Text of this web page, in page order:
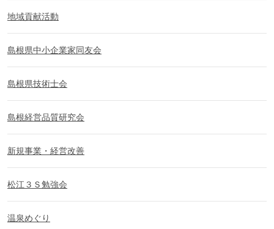
地域貢献活動
島根県中小企業家同友会
島根県技術士会
島根経営品質研究会
新規事業・経営改善
松江３Ｓ勉強会
温泉めぐり